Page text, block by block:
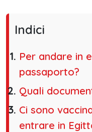
Indici
Per andare in
passaporto?
Quali
Ci sono
entrare in